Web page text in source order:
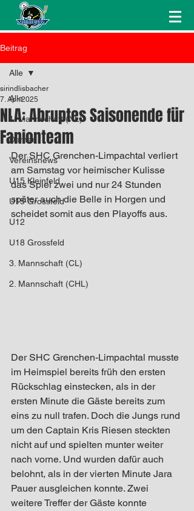
Beitrag
Alle
1. Mannschaft (NL)
Damen
Vereinsnews
U15 Kleinfeld
U15 Grossfeld
U12
U18 Grossfeld
3. Mannschaft (CL)
2. Mannschaft (CHL)
Alle
NLA: Abruptes Saisonende für
Fanionteam
sirindlisbacher
7. Apr. 2025
Der SHC Grenchen-Limpachtal verliert
am Samstag vor heimischer Kulisse
das Spiel zwei und nur 24 Stunden
später auch die Belle in Horgen und
scheidet somit aus den Playoffs aus.
Der SHC Grenchen-Limpachtal musste
im Heimspiel bereits früh den ersten
Rückschlag einstecken, als in der
ersten Minute die Gäste bereits zum
eins zu null trafen. Doch die Jungs rund
um den Captain Kris Riesen steckten
nicht auf und spielten munter weiter
nach vorne. Und wurden dafür auch
belohnt, als in der vierten Minute Jara
Pauer ausgleichen konnte. Zwei
weitere Treffer der Gäste konnte